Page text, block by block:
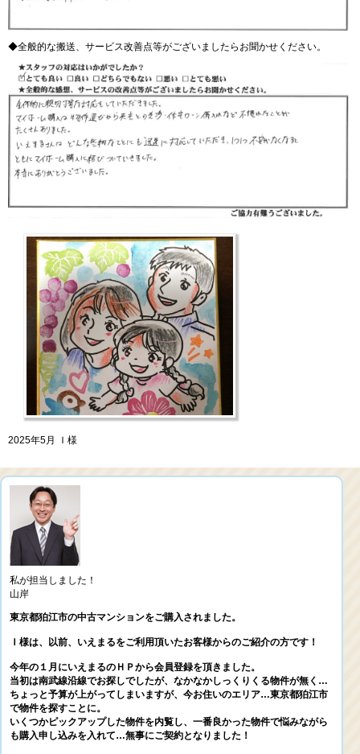
◆全般的な搬送、サービス改善点等がございましたらお聞かせください。
2025年5月 Ｉ様
私が担当しました！
山岸
東京都狛江市の中古マンションをご購入されました。
Ｉ様は、以前、いえまるをご利用頂いたお客様からのご紹介の方です！
今年の１月にいえまるのＨＰから会員登録を頂きました。
当初は南武線沿線でお探しでしたが、なかなかしっくりくる物件が無く…
ちょっと予算が上がってしまいますが、今お住いのエリア…東京都狛江市
で物件を探すことに。
いくつかピックアップした物件を内覧し、一番良かった物件で悩みながら
も購入申し込みを入れて…無事にご契約となりました！